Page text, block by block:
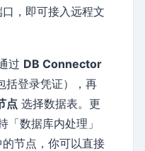
，即可接入远程文
过 DB Connector
括登录凭证），再
点 选择数据表。更
数据库内处理」
节点，你可以直接